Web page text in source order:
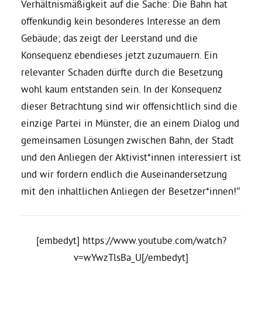
Verhältnismäßigkeit auf die Sache: Die Bahn hat
offenkundig kein besonderes Interesse an dem
Gebäude; das zeigt der Leerstand und die
Konsequenz ebendieses jetzt zuzumauern. Ein
relevanter Schaden dürfte durch die Besetzung
wohl kaum entstanden sein. In der Konsequenz
dieser Betrachtung sind wir offensichtlich sind die
einzige Partei in Münster, die an einem Dialog und
gemeinsamen Lösungen zwischen Bahn, der Stadt
und den Anliegen der Aktivist*innen interessiert ist
und wir fordern endlich die Auseinandersetzung
mit den inhaltlichen Anliegen der Besetzer*innen!“
[embedyt] https://www.youtube.com/watch?
v=wYwzTlsBa_U[/embedyt]